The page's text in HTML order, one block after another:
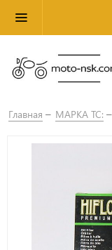
Главная МАРКА ТС: